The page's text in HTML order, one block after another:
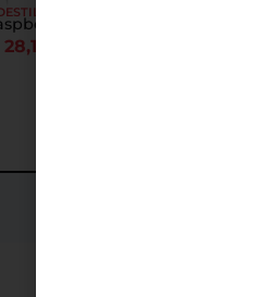
Licor de Ginebra
28,18